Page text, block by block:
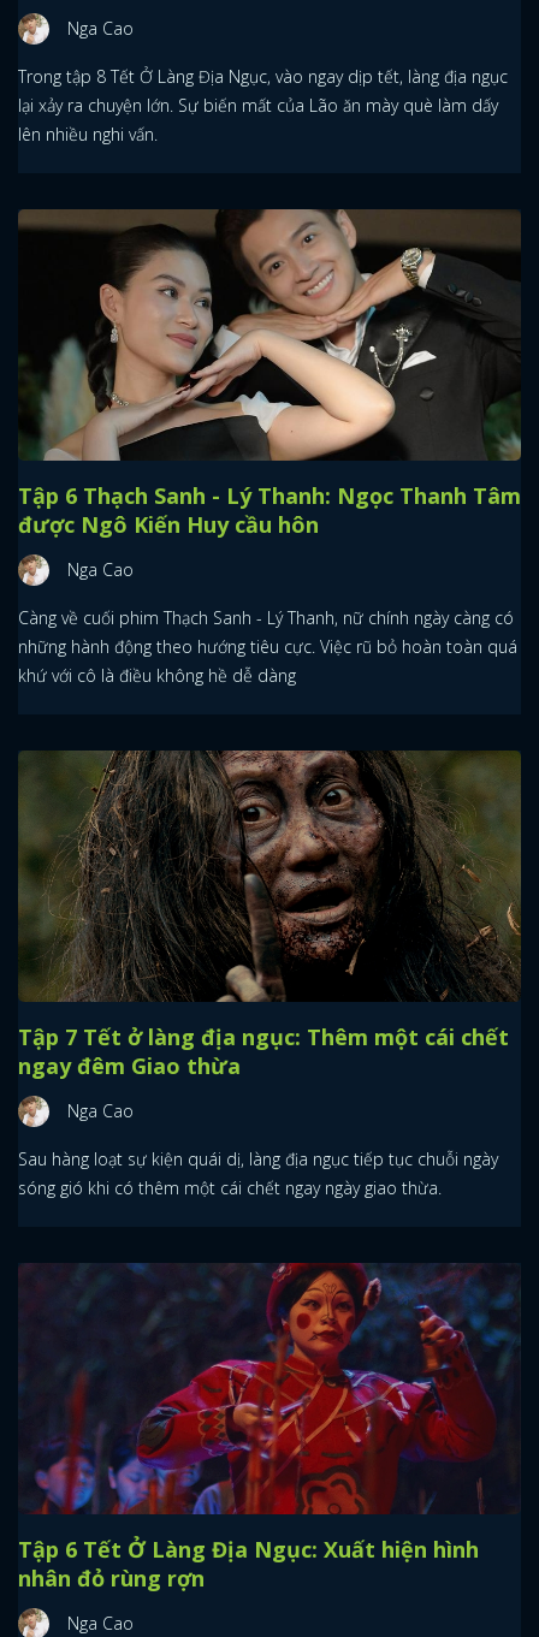
Nga Cao
Trong tập 8 Tết Ở Làng Địa Ngục, vào ngay dịp tết, làng địa ngục
lại xảy ra chuyện lớn. Sự biến mất của Lão ăn mày què làm dấy
lên nhiều nghi vấn.
Tập 6 Thạch Sanh - Lý Thanh: Ngọc Thanh Tâm
được Ngô Kiến Huy cầu hôn
Nga Cao
Càng về cuối phim Thạch Sanh - Lý Thanh, nữ chính ngày càng có
những hành động theo hướng tiêu cực. Việc rũ bỏ hoàn toàn quá
khứ với cô là điều không hề dễ dàng
Tập 7 Tết ở làng địa ngục: Thêm một cái chết
ngay đêm Giao thừa
Nga Cao
Sau hàng loạt sự kiện quái dị, làng địa ngục tiếp tục chuỗi ngày
sóng gió khi có thêm một cái chết ngay ngày giao thừa.
Tập 6 Tết Ở Làng Địa Ngục: Xuất hiện hình
nhân đỏ rùng rợn
Nga Cao